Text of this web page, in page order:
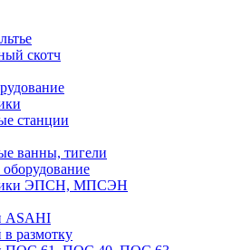
скотч
станции
ванны, тигели
оборудование
ЭПСН, МПСЭН
ASAHI
размотку